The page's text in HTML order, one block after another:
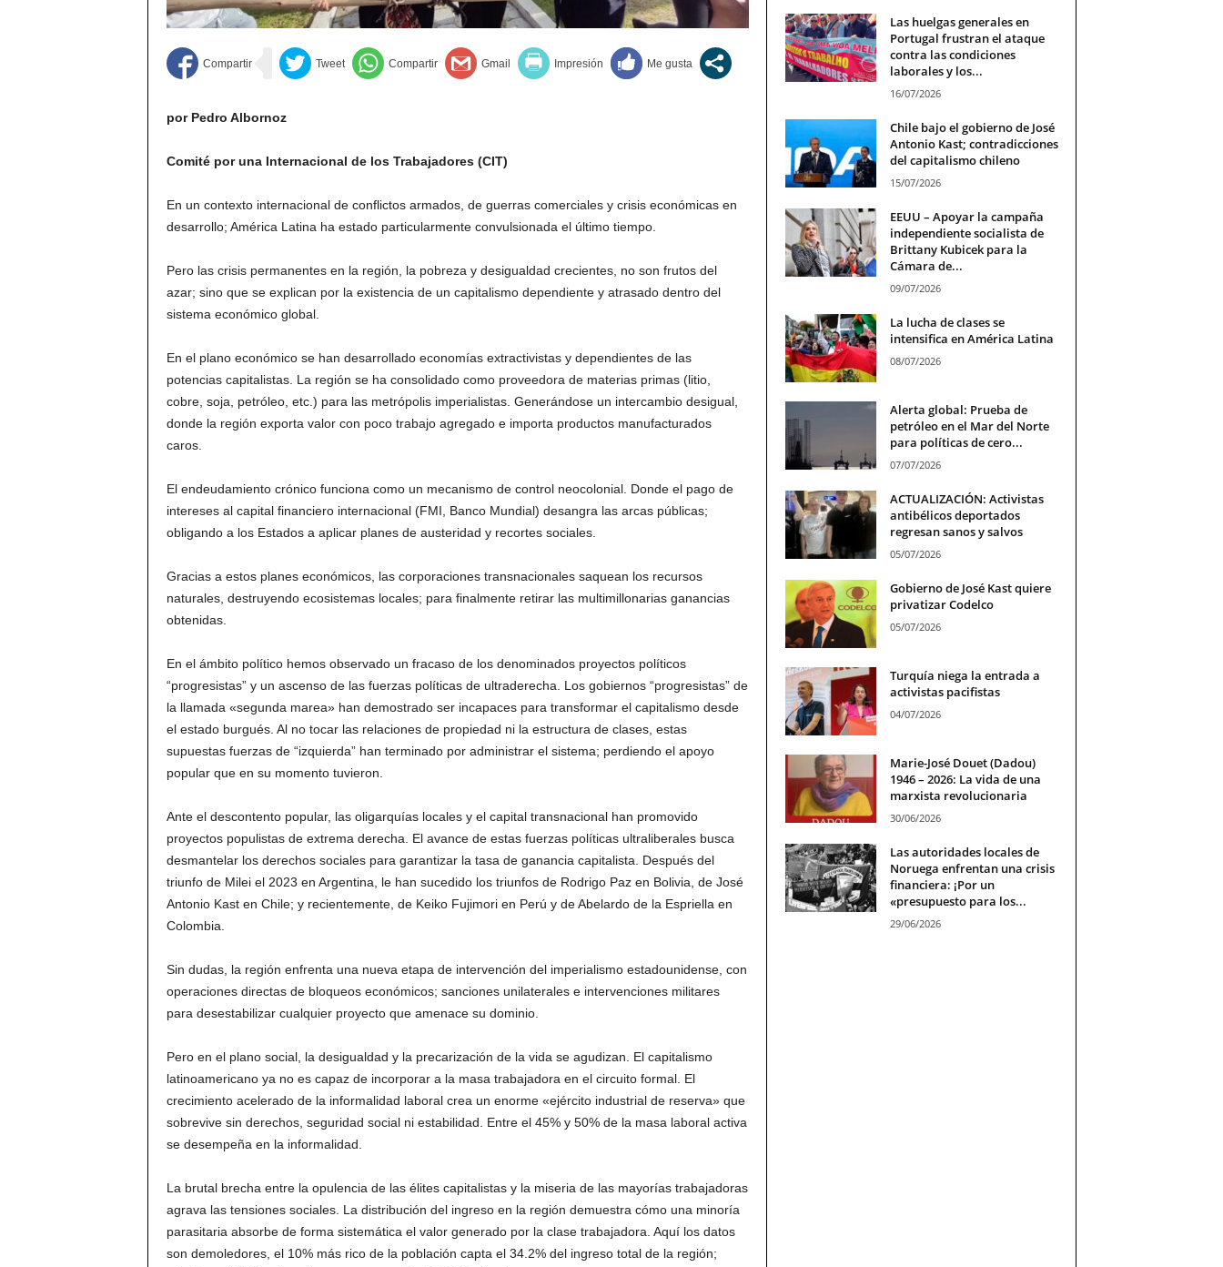
por Pedro Albornoz
Comité por una Internacional de los Trabajadores (CIT)
En un contexto internacional de conflictos armados, de guerras comerciales y crisis económicas en
desarrollo; América Latina ha estado particularmente convulsionada el último tiempo.
Pero las crisis permanentes en la región, la pobreza y desigualdad crecientes, no son frutos del
azar; sino que se explican por la existencia de un capitalismo dependiente y atrasado dentro del
sistema económico global.
En el plano económico se han desarrollado economías extractivistas y dependientes de las
potencias capitalistas. La región se ha consolidado como proveedora de materias primas (litio,
cobre, soja, petróleo, etc.) para las metrópolis imperialistas. Generándose un intercambio desigual,
donde la región exporta valor con poco trabajo agregado e importa productos manufacturados
caros.
El endeudamiento crónico funciona como un mecanismo de control neocolonial. Donde el pago de
intereses al capital financiero internacional (FMI, Banco Mundial) desangra las arcas públicas;
obligando a los Estados a aplicar planes de austeridad y recortes sociales.
Gracias a estos planes económicos, las corporaciones transnacionales saquean los recursos
naturales, destruyendo ecosistemas locales; para finalmente retirar las multimillonarias ganancias
obtenidas.
En el ámbito político hemos observado un fracaso de los denominados proyectos políticos
“progresistas” y un ascenso de las fuerzas políticas de ultraderecha. Los gobiernos “progresistas” de
la llamada «segunda marea» han demostrado ser incapaces para transformar el capitalismo desde
el estado burgués. Al no tocar las relaciones de propiedad ni la estructura de clases, estas
supuestas fuerzas de “izquierda” han terminado por administrar el sistema; perdiendo el apoyo
popular que en su momento tuvieron.
Ante el descontento popular, las oligarquías locales y el capital transnacional han promovido
proyectos populistas de extrema derecha. El avance de estas fuerzas políticas ultraliberales busca
desmantelar los derechos sociales para garantizar la tasa de ganancia capitalista. Después del
triunfo de Milei el 2023 en Argentina, le han sucedido los triunfos de Rodrigo Paz en Bolivia, de José
Antonio Kast en Chile; y recientemente, de Keiko Fujimori en Perú y de Abelardo de la Espriella en
Colombia.
Sin dudas, la región enfrenta una nueva etapa de intervención del imperialismo estadounidense, con
operaciones directas de bloqueos económicos; sanciones unilaterales e intervenciones militares
para desestabilizar cualquier proyecto que amenace su dominio.
Pero en el plano social, la desigualdad y la precarización de la vida se agudizan. El capitalismo
latinoamericano ya no es capaz de incorporar a la masa trabajadora en el circuito formal. El
crecimiento acelerado de la informalidad laboral crea un enorme «ejército industrial de reserva» que
sobrevive sin derechos, seguridad social ni estabilidad. Entre el 45% y 50% de la masa laboral activa
se desempeña en la informalidad.
La brutal brecha entre la opulencia de las élites capitalistas y la miseria de las mayorías trabajadoras
agrava las tensiones sociales. La distribución del ingreso en la región demuestra cómo una minoría
parasitaria absorbe de forma sistemática el valor generado por la clase trabajadora. Aquí los datos
son demoledores, el 10% más rico de la población capta el 34.2% del ingreso total de la región;
Las huelgas generales en
Portugal frustran el ataque
contra las condiciones
laborales y los...
16/07/2026
Chile bajo el gobierno de José
Antonio Kast; contradicciones
del capitalismo chileno
15/07/2026
EEUU – Apoyar la campaña
independiente socialista de
Brittany Kubicek para la
Cámara de...
09/07/2026
La lucha de clases se
intensifica en América Latina
08/07/2026
Alerta global: Prueba de
petróleo en el Mar del Norte
para políticas de cero...
07/07/2026
ACTUALIZACIÓN: Activistas
antibélicos deportados
regresan sanos y salvos
05/07/2026
Gobierno de José Kast quiere
privatizar Codelco
05/07/2026
Turquía niega la entrada a
activistas pacifistas
04/07/2026
Marie-José Douet (Dadou)
1946 – 2026: La vida de una
marxista revolucionaria
30/06/2026
Las autoridades locales de
Noruega enfrentan una crisis
financiera: ¡Por un
«presupuesto para los...
29/06/2026